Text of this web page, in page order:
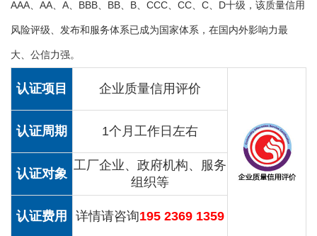
AAA、AA、A、BBB、BB、B、CCC、CC、C、D十级，该质量信用
风险评级、发布和服务体系已成为国家体系，在国内外影响力最
大、公信力强。
认证项目 企业质量信用评价
认证周期 1个月工作日左右
认证对象
工厂企业、政府机构、服务
组织等
认证费用 详情请咨询195 2369 1359